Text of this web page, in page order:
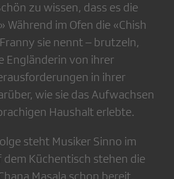
zu wissen, dass es die
Während im Ofen die «Chish
sie nennt – brutzeln,
Engländerin von ihrer
in ihrer
wie sie das Aufwachsen
Haushalt erlebte.
steht Musiker Sinno im
Küchentisch stehen die
Masala schon bereit,